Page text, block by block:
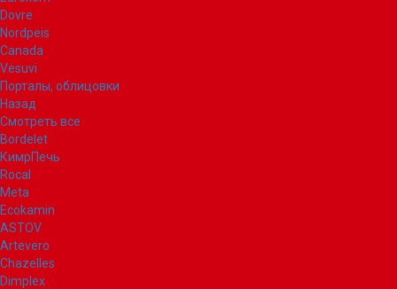
Dovre
Nordpeis
Canada
Vesuvi
Порталы, облицовки
Назад
Смотреть все
Bordelet
КимрПечь
Rocal
Meta
Ecokamin
ASTOV
Artevero
Chazelles
Dimplex